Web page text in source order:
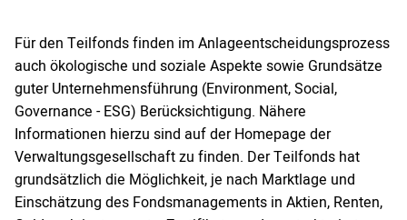
Für den Teilfonds finden im Anlageentscheidungsprozess
auch ökologische und soziale Aspekte sowie Grundsätze
guter Unternehmensführung (Environment, Social,
Governance - ESG) Berücksichtigung. Nähere
Informationen hierzu sind auf der Homepage der
Verwaltungsgesellschaft zu finden. Der Teilfonds hat
grundsätzlich die Möglichkeit, je nach Marktlage und
Einschätzung des Fondsmanagements in Aktien, Renten,